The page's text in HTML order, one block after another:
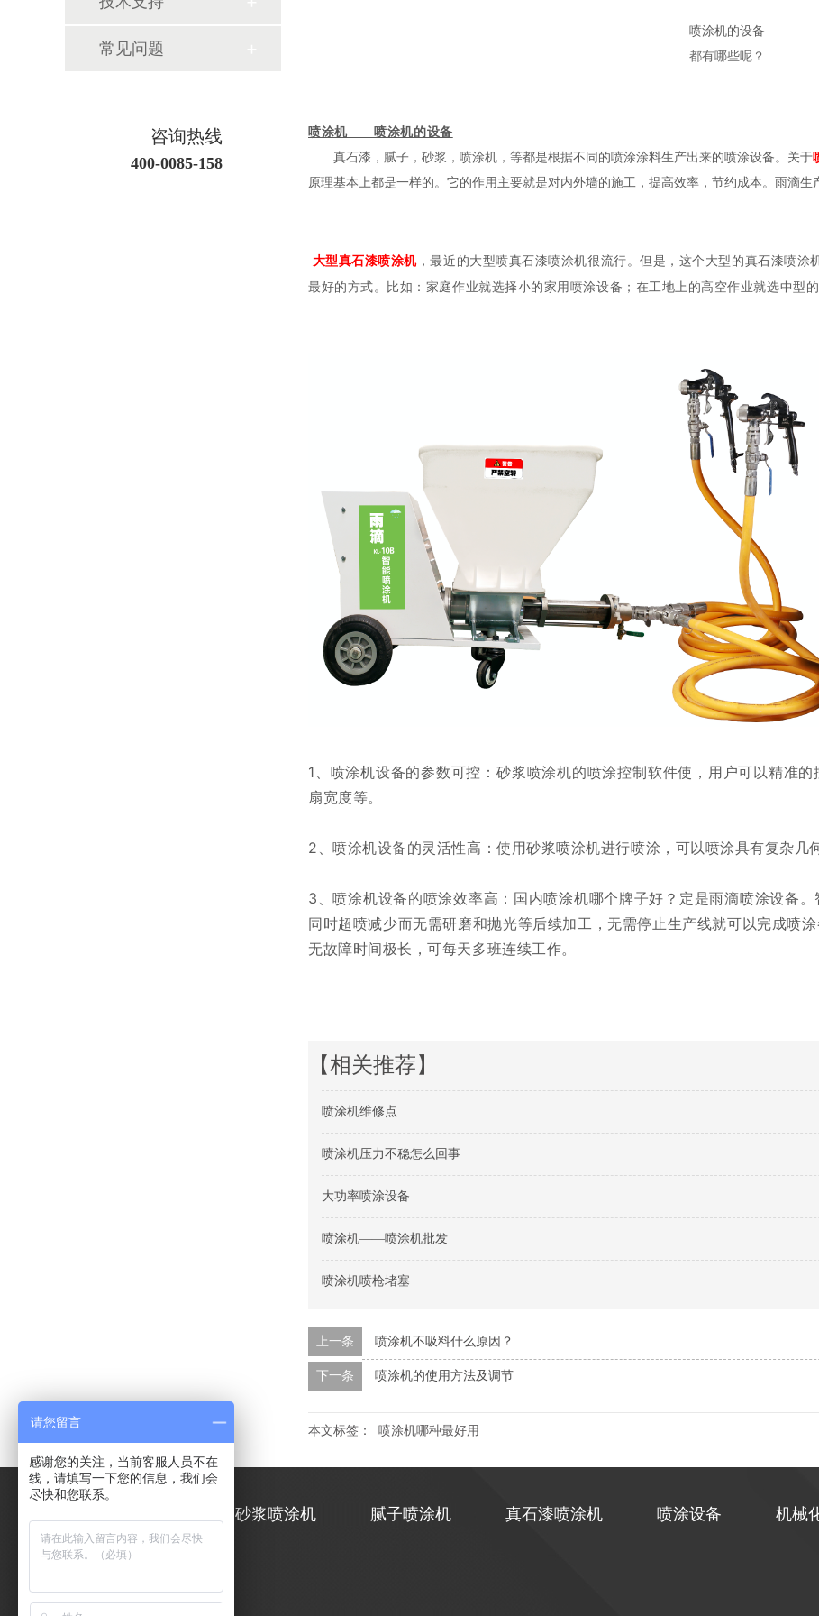
喷涂机的设备
都有哪些呢？
喷涂机——喷涂机的设备
真石漆，腻子，砂浆，喷涂机，等都是根据不同的喷涂涂料生产出来的喷涂设备。关于
原理基本上都是一样的。它的作用主要就是对内外墙的施工，提高效率，节约成本。雨滴生
大型真石漆喷涂机，最近的大型喷真石漆喷涂机很流行。但是，这个大型的真石漆喷
最好的方式。比如：家庭作业就选择小的家用喷涂设备；在工地上的高空作业就选中型的
1、喷涂机设备的参数可控：砂浆喷涂机的喷涂控制软件使，用户可以精准
扇宽度等。
2、喷涂机设备的灵活性高：使用砂浆喷涂机进行喷涂，可以喷涂具有复杂几
3、喷涂机设备的喷涂效率高：国内喷涂机哪个牌子好？定是雨滴喷涂设备
同时超喷减少而无需研磨和抛光等后续加工，无需停止生产线就可以完成喷
无故障时间极长，可每天多班连续工作。
【相关推荐】
喷涂机维修点
喷涂机压力不稳怎么回事
大功率喷涂设备
喷涂机——喷涂机批发
喷涂机喷枪堵塞
上一条 喷涂机不吸料什么原因？
下一条 喷涂机的使用方法及调节
本文标签： 喷涂机哪种最好用
常见问题
咨询热线
400-0085-158
砂浆喷涂机 腻子喷涂机 真石漆喷涂机 喷涂设备 机械
请您留言
感谢您的关注，当前客服人员不在
线，请填写一下您的信息，我们会
尽快和您联系。